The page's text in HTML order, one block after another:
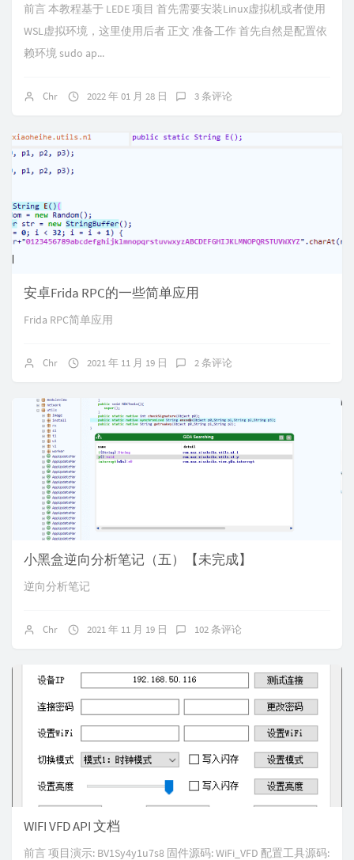
前言 本教程基于 LEDE 项目 首先需要安装Linux虚拟机或者使用
WSL虚拟环境，这里使用后者 正文 准备工作 首先自然是配置依
赖环境 sudo ap...
Chr 2022 年 01 月 28 日 3 条评论
安卓Frida RPC的一些简单应用
Frida RPC简单应用
Chr 2021 年 11 月 19 日 2 条评论
小黑盒逆向分析笔记（五）【未完成】
逆向分析笔记
Chr 2021 年 11 月 19 日 102 条评论
WIFI VFD API 文档
前言 项目演示: BV1Sy4y1u7s8 固件源码: WiFi_VFD 配置工具源码: